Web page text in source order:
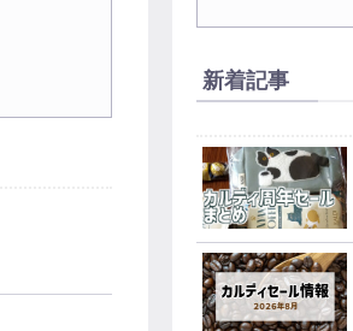
新着記事